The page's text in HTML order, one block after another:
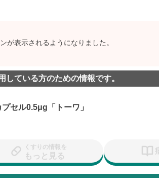
が表示されるようになりました。
している方のための情報です。
セル0.5μg「トーワ」
くすりの情報を
もっと見る